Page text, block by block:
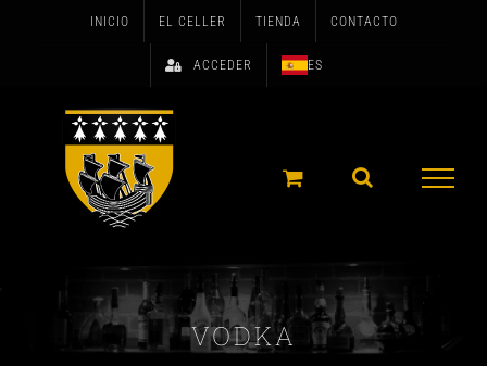
INICIO EL CELLER TIENDA CONTACTO
ACCEDER ES
VODKA